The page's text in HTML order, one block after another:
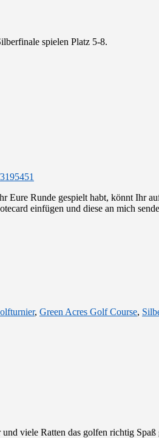
spielen Platz 5-8.
Eure Runde gespielt habt, könnt
einfügen und diese an mich
, Green Acres Golf Course,
viele Ratten das golfen richtig